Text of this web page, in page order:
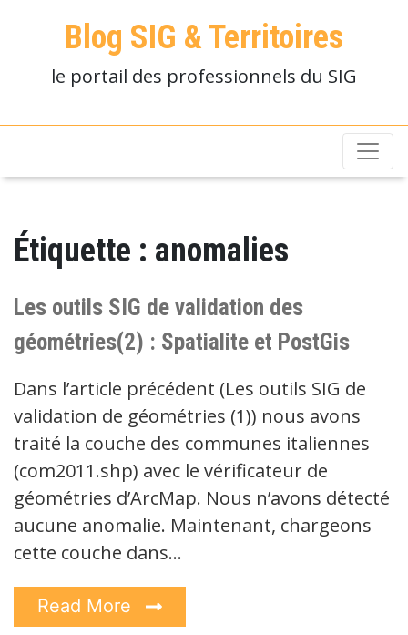
Blog SIG & Territoires
le portail des professionnels du SIG
Étiquette : anomalies
Les outils SIG de validation des
géométries(2) : Spatialite et PostGis
Dans l’article précédent (Les outils SIG de
validation de géométries (1)) nous avons
traité la couche des communes italiennes
(com2011.shp) avec le vérificateur de
géométries d’ArcMap. Nous n’avons détecté
aucune anomalie. Maintenant, chargeons
cette couche dans…
Read More